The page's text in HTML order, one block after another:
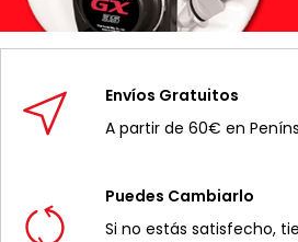
Envíos Gratuitos
A partir de 60€ en
Puedes Cambiarlo
Si no estás satisfecho,